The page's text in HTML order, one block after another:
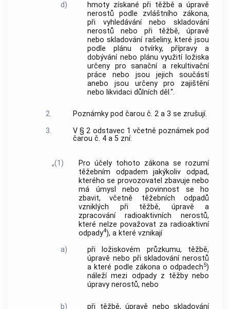
d)
hmoty získané při těžbě a úpravě
nerostů podle zvláštního zákona,
při vyhledávání nebo skladování
nerostů nebo při těžbě, úpravě
nebo skladování rašeliny, které jsou
podle plánu otvírky, přípravy a
dobývání nebo plánu využití ložiska
určeny pro sanační a rekultivační
práce nebo jsou jejich součástí
anebo jsou určeny pro zajištění
nebo likvidaci důlních děl.“.
2.
Poznámky pod čarou č. 2 a 3 se zrušují.
3.
V § 2 odstavec 1 včetně poznámek pod
čarou č. 4 a 5 zní:
„(1)
Pro účely tohoto zákona se rozumí
těžebním odpadem jakýkoliv odpad,
kterého se provozovatel zbavuje nebo
má úmysl nebo povinnost se ho
zbavit, včetně těžebních odpadů
vzniklých při těžbě, úpravě a
zpracování radioaktivních nerostů,
které nelze považovat za radioaktivní
odpady4), a které vznikají
a)
při ložiskovém průzkumu, těžbě,
úpravě nebo při skladování nerostů
a které podle zákona o odpadech5)
náleží mezi odpady z těžby nebo
úpravy nerostů, nebo
b) při těžbě, úpravě nebo skladování